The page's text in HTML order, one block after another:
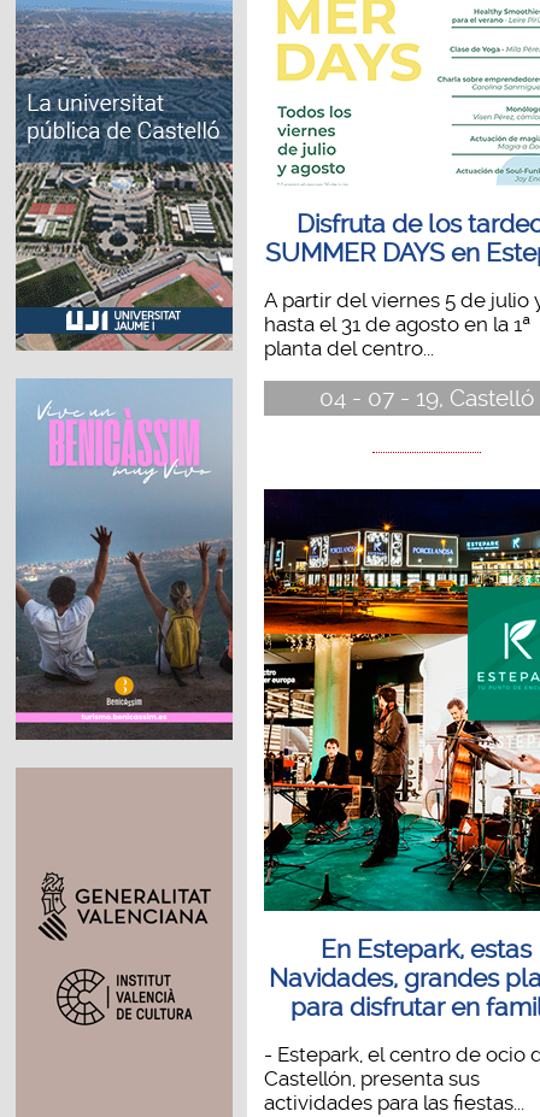
Disfruta de los
SUMMER DAYS en
A partir del viernes 5 de julio
hasta el 31 de agosto en la 1ª
planta del centro...
04 - 07 - 19, Castelló
En Estepark, estas
Navidades, grandes
para disfrutar en
- Estepark, el centro de ocio
Castellón, presenta sus
actividades para las fiestas...